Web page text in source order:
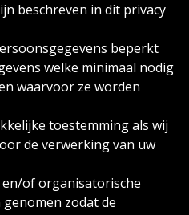
beschreven in dit privacy
beperkt
welke minimaal nodig
waarvoor ze worden
toestemming als wij
de verwerking van uw
en/of organisatorische
zodat de